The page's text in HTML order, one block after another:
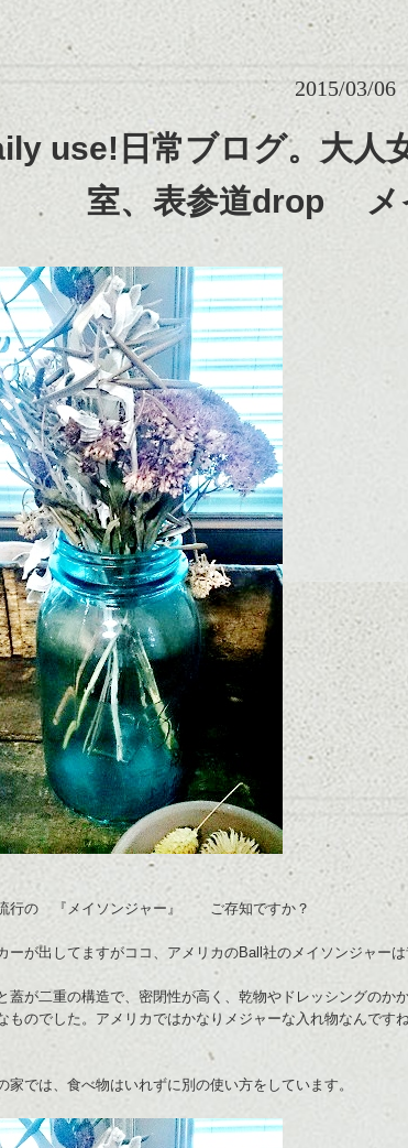
2015/03/06
use!日常ブログ。大人
室、表参道drop メ
行の 『メイソンジャー』 ご存知ですか？
ーが出してますがココ、アメリカのBall社のメイソンジャー
蓋が二重の構造で、密閉性が高く、乾物やドレッシングのか
ものでした。アメリカではかなりメジャーな入れ物なんですね
家では、食べ物はいれずに別の使い方をしています。